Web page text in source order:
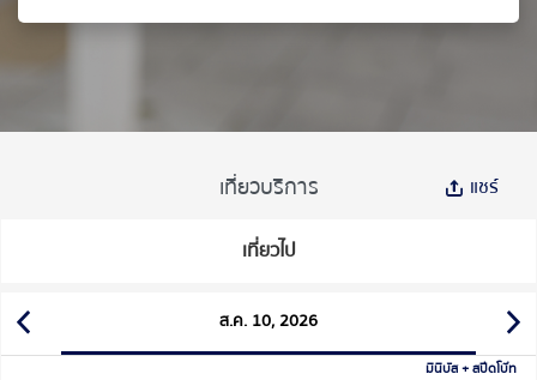
เที่ยวบริการ แชร์
เที่ยวไป
ส.ค. 10, 2026
มินิบัส + สปีดโบ๊ท